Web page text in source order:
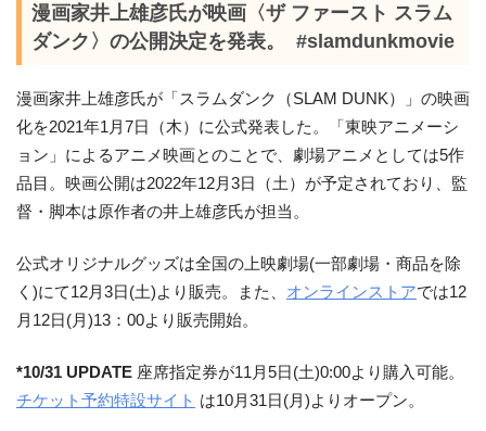
漫画家井上雄彦氏が映画〈ザ ファースト スラム
ダンク〉の公開決定を発表。 #slamdunkmovie
漫画家井上雄彦氏が「スラムダンク（SLAM DUNK）」の映画
化を2021年1月7日（木）に公式発表した。「東映アニメーシ
ョン」によるアニメ映画とのことで、劇場アニメとしては5作
品目。映画公開は2022年12月3日（土）が予定されており、監
督・脚本は原作者の井上雄彦氏が担当。
公式オリジナルグッズは全国の上映劇場(一部劇場・商品を除
く)にて12月3日(土)より販売。また、 オンラインストアでは12
月12日(月)13：00より販売開始。
*10/31 UPDATE 座席指定券が11月5日(土)0:00より購入可能。
チケット予約特設サイト は10月31日(月)よりオープン。